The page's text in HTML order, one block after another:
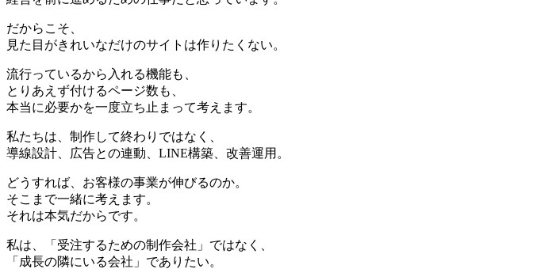
だからこそ、
見た目がきれいなだけのサイトは作りたくない。
流行っているから入れる機能も、
とりあえず付けるページ数も、
本当に必要かを一度立ち止まって考えます。
私たちは、制作して終わりではなく、
導線設計、広告との連動、LINE構築、改善運用。
どうすれば、お客様の事業が伸びるのか。
そこまで一緒に考えます。
それは本気だからです。
私は、「受注するための制作会社」ではなく、
「成長の隣にいる会社」でありたい。